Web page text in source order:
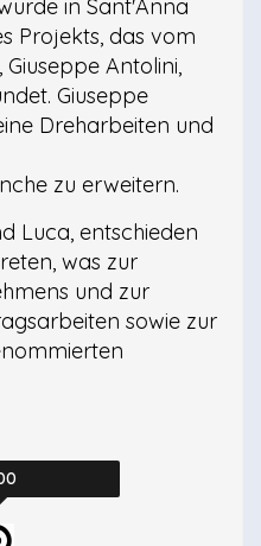
in Sant'Anna
Projekts, das vom
Antolini,
Giuseppe
Dreharbeiten und
zu erweitern.
Luca, entschieden
was zur
und zur
sowie zur